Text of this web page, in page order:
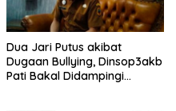
Dua Jari Putus akibat
Dugaan Bullying, Dinsop3akb
Pati Bakal Didampingi